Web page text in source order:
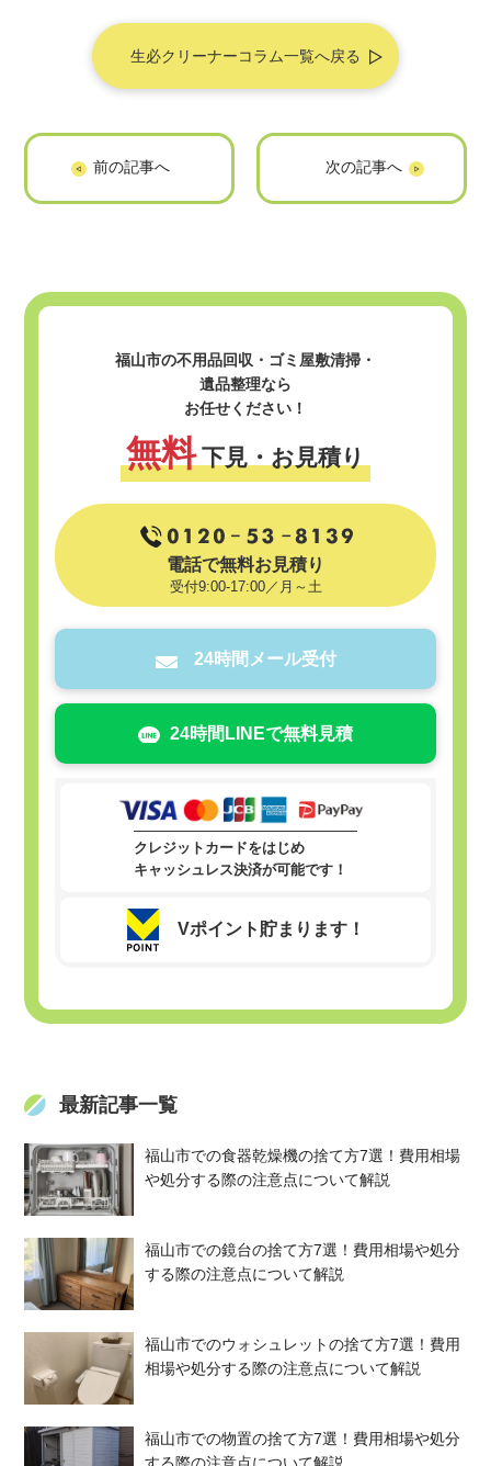
生必クリーナーコラム一覧へ戻る
福山市でパソコン
チェックされてま
福山市の不用品回収・ゴミ屋敷清掃・
遺品整理なら
お任せください！
無料 下見・お見積り
電話で無料お見積り
受付9:00-17:00／月～土
24時間メール受付
24時間LINEで無料見積
クレジットカードをはじめ
キャッシュレス決済が可能です！
Vポイント貯まります！
最新記事一覧
福山市での食器乾燥機の捨て方7選！費用相場
や処分する際の注意点について解説
福山市での鏡台の捨て方7選！費用相場や処分
する際の注意点について解説
福山市でのウォシュレットの捨て方7選！費用
相場や処分する際の注意点について解説
福山市での物置の捨て方7選！費用相場や処分
する際の注意点について解説